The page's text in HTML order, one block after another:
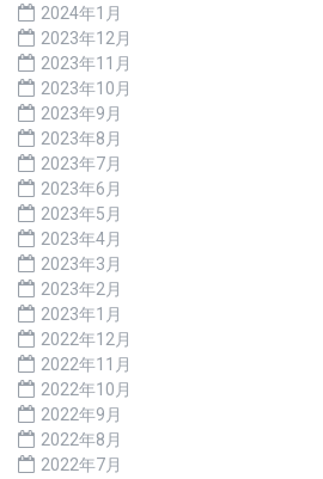
2024年1月
2023年12月
2023年11月
2023年10月
2023年9月
2023年8月
2023年7月
2023年6月
2023年5月
2023年4月
2023年3月
2023年2月
2023年1月
2022年12月
2022年11月
2022年10月
2022年9月
2022年8月
2022年7月